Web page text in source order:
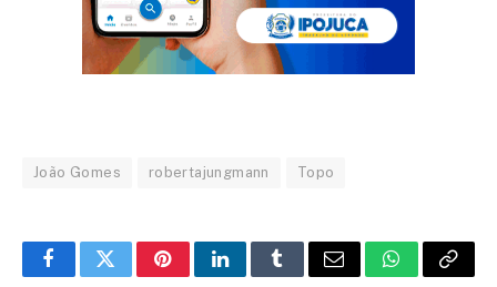
João Gomes robertajungmann Topo
FacebookTwitterPinterestLinkedInTumblrEmail WhatsApp
Copy